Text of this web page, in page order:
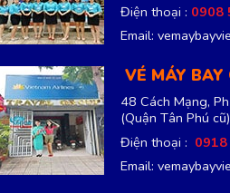
Điện thoại : 0908
Email:
VÉ MÁY BAY
48 Cách Mạng,
(Quận Tân Phú cũ)
Điện thoại :
Email: